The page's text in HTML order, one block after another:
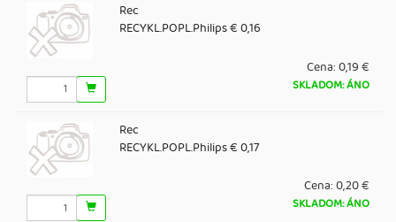
Rec
RECYKL.POPL.Philips € 0,16
Cena:0,19 €
SKLADOM: ÁNO
Rec
RECYKL.POPL.Philips € 0,17
Cena:0,20 €
SKLADOM: ÁNO